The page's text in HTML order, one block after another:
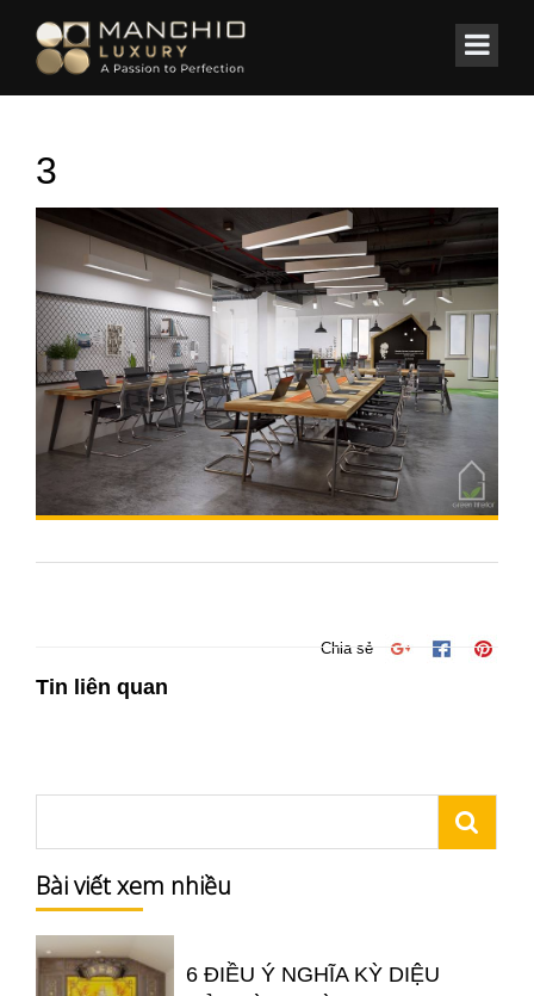
Home/Văn phòng/Dự án thiết kế văn phòng hiện đại tuyệt đẹp
3
Chia sẻ
Tin liên quan
Bài viết xem nhiều
6 ĐIỀU Ý NGHĨA KỲ DIỆU